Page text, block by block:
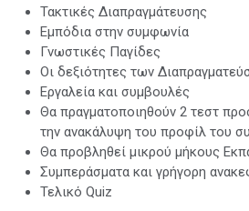
Τακτικές Διαπραγμάτευσης
Εμπόδια στην συμφωνία
Γνωστικές Παγίδες
Οι δεξιότητες των
Εργαλεία και συμβουλές
Θα πραγματοποιηθούν 2 τεστ
την ανακάλυψη του προφίλ του
Θα προβληθεί μικρού μήκους
Συμπεράσματα και γρήγορη
Τελικό Quiz